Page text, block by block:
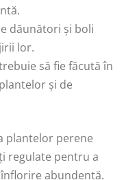
dăunători și boli
lor.
să fie făcută în
și de
plantelor perene
regulate pentru a
abundentă.